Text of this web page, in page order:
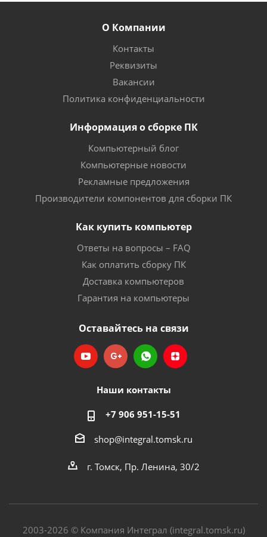
О Компании
Контакты
Реквизиты
Вакансии
Политика конфиденциальности
Информация о сборке ПК
Компьютерный блог
Компьютерные новости
Рекламные предложения
Производители компонентов для сборки ПК
Как купить компьютер
Ответы на вопросы – FAQ
Как оплатить сборку ПК
Доставка компьютеров
Гарантия на компьютеры
Оставайтесь на связи
Наши контакты
+7 906 951-15-51
shop@integral.tomsk.ru
г. Томск, Пр. Ленина, 30/2
2003-2026 © Компания Интеграл (integral.tomsk.ru)